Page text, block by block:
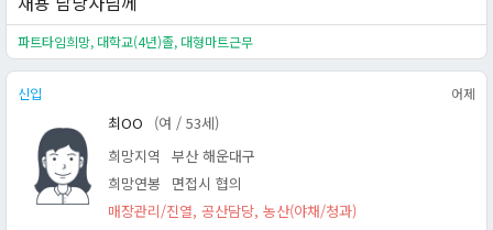
파트타임희망, 대학교(4년)졸, 대형마트근무
신입 어제
최OO
(여 / 53세)
희망지역
부산 해운대구
희망연봉
면접시 협의
매장관리/진열, 공산담당, 농산(야채/청과)